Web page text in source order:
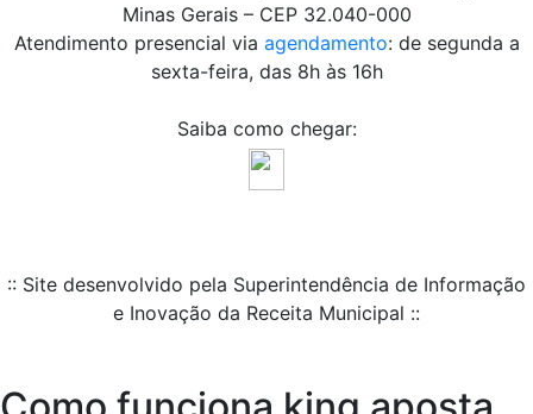
Minas Gerais – CEP 32.040-000
Atendimento presencial via agendamento: de segunda a
sexta-feira, das 8h às 16h
Saiba como chegar:
:: Site desenvolvido pela Superintendência de Informação
e Inovação da Receita Municipal ::